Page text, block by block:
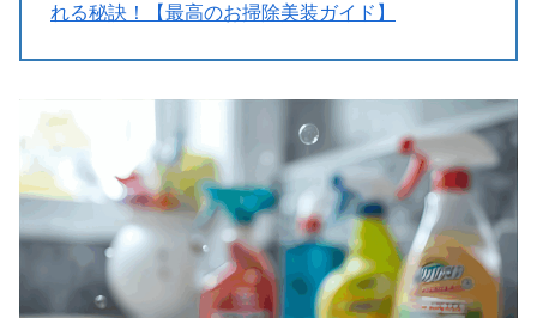
れる秘訣！【最高のお掃除美装ガイド】